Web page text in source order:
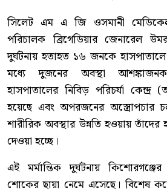
সিলেট এম এ জি ওসমানী
পরিচালক ব্রিগেডিয়ার জেনারেল
দুর্ঘটনায় হতাহত ১৬ জনকে
মধ্যে দুজনের অবস্থা
হাসপাতালের নিবিড় পরিচর্যা
হয়েছে এবং অপরজনের অস্ত্রোপচার
শারীরিক অবস্থার উন্নতি হওয়ায়
দেওয়া হচ্ছে।
এই মর্মান্তিক দুর্ঘটনায়
শোকের ছায়া নেমে এসেছে। বিশেষ